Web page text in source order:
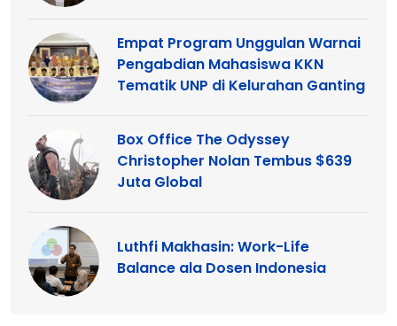
Empat Program Unggulan Warnai
Pengabdian Mahasiswa KKN
Tematik UNP di Kelurahan Ganting
Box Office The Odyssey
Christopher Nolan Tembus $639
Juta Global
Luthfi Makhasin: Work-Life
Balance ala Dosen Indonesia